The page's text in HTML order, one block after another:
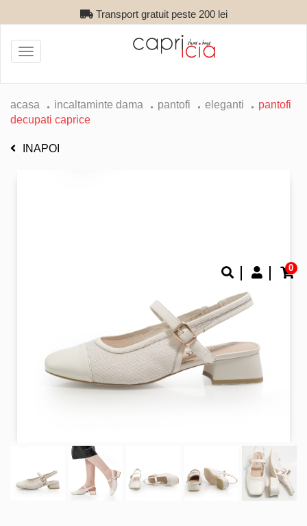
Transport gratuit peste 200 lei
0
Toggle
navigation
acasa incaltaminte dama pantofi eleganti
pantofi
decupati caprice
INAPOI